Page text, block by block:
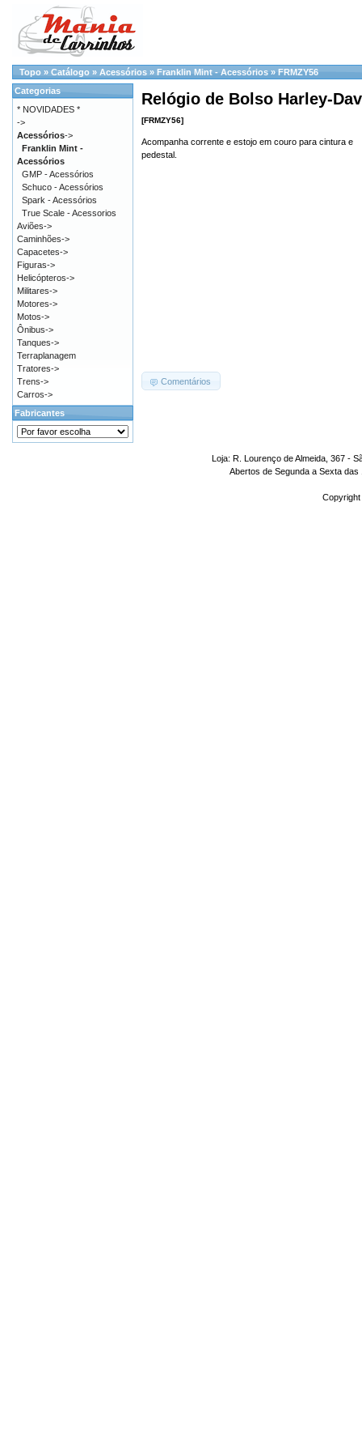
Topo » Catálogo » Acessórios » Franklin Mint - Acessórios » FRMZY56
Relógio de Bolso Harley-
[FRMZY56]
Acompanha corrente e estojo em couro para cintura e
pedestal.
Comentários
Categorias
* NOVIDADES *
->
Acessórios->
Franklin Mint -
Acessórios
GMP - Acessórios
Schuco - Acessórios
Spark - Acessórios
True Scale - Acessorios
Aviões->
Caminhões->
Capacetes->
Figuras->
Helicópteros->
Militares->
Motores->
Motos->
Ônibus->
Tanques->
Terraplanagem
Tratores->
Trens->
Carros->
Fabricantes
Loja: R. Lourenço de Almeida, 367 -
Abertos de Segunda a Sexta